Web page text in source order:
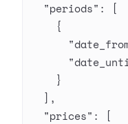
  "periods"
: [
    {
    }
  ],
  "prices"
: [